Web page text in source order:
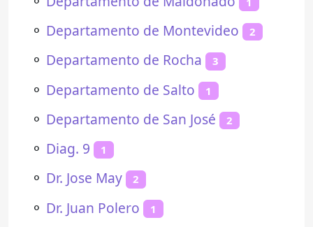
⚬ Departamento de Montevideo 2
⚬ Departamento de Rocha 3
⚬ Departamento de Salto 1
⚬ Departamento de San José 2
⚬ Diag. 9 1
⚬ Dr. Jose May 2
⚬ Dr. Juan Polero 1